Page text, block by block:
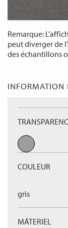
Remarque:
peut diverger de
des échantillons
INFORMATION
COULEUR
gris
MÁTERIEL